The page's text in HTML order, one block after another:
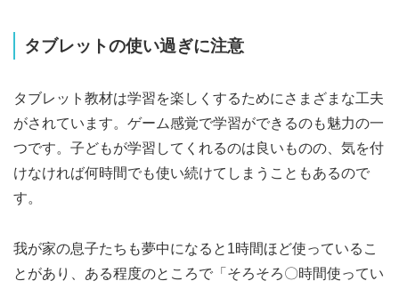
タブレットの使い過ぎに注意
タブレット教材は学習を楽しくするためにさまざまな工夫
がされています。ゲーム感覚で学習ができるのも魅力の一
つです。子どもが学習してくれるのは良いものの、気を付
けなければ何時間でも使い続けてしまうこともあるので
す。
我が家の息子たちも夢中になると1時間ほど使っているこ
とがあり、ある程度のところで「そろそろ〇時間使ってい